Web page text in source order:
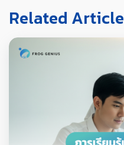
Related Article